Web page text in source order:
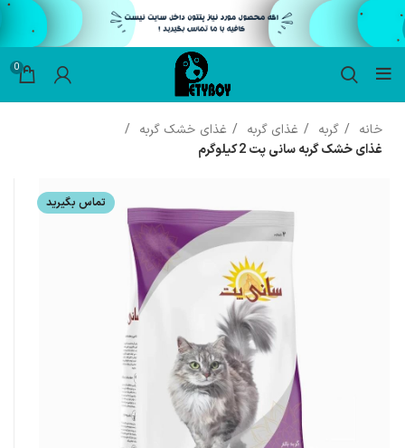
0
خانه گربه غذای گربه
غذای خشک گربه
غذای خشک گربه سانی پت 2 کیلوگرم
تماس بگیرید